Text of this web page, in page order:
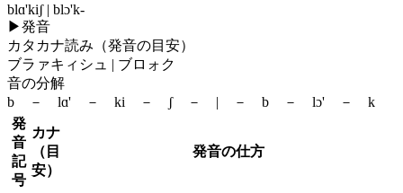
blɑ'kiʃ | blɔ'k-
▶発音
カタカナ読み（発音の目安）
ブラァキィシュ | ブロォク
音の分解
b － lɑ' － ki － ʃ － | － b － lɔ' － k
発
音
記
号
カナ
（目
安）
発音の仕方